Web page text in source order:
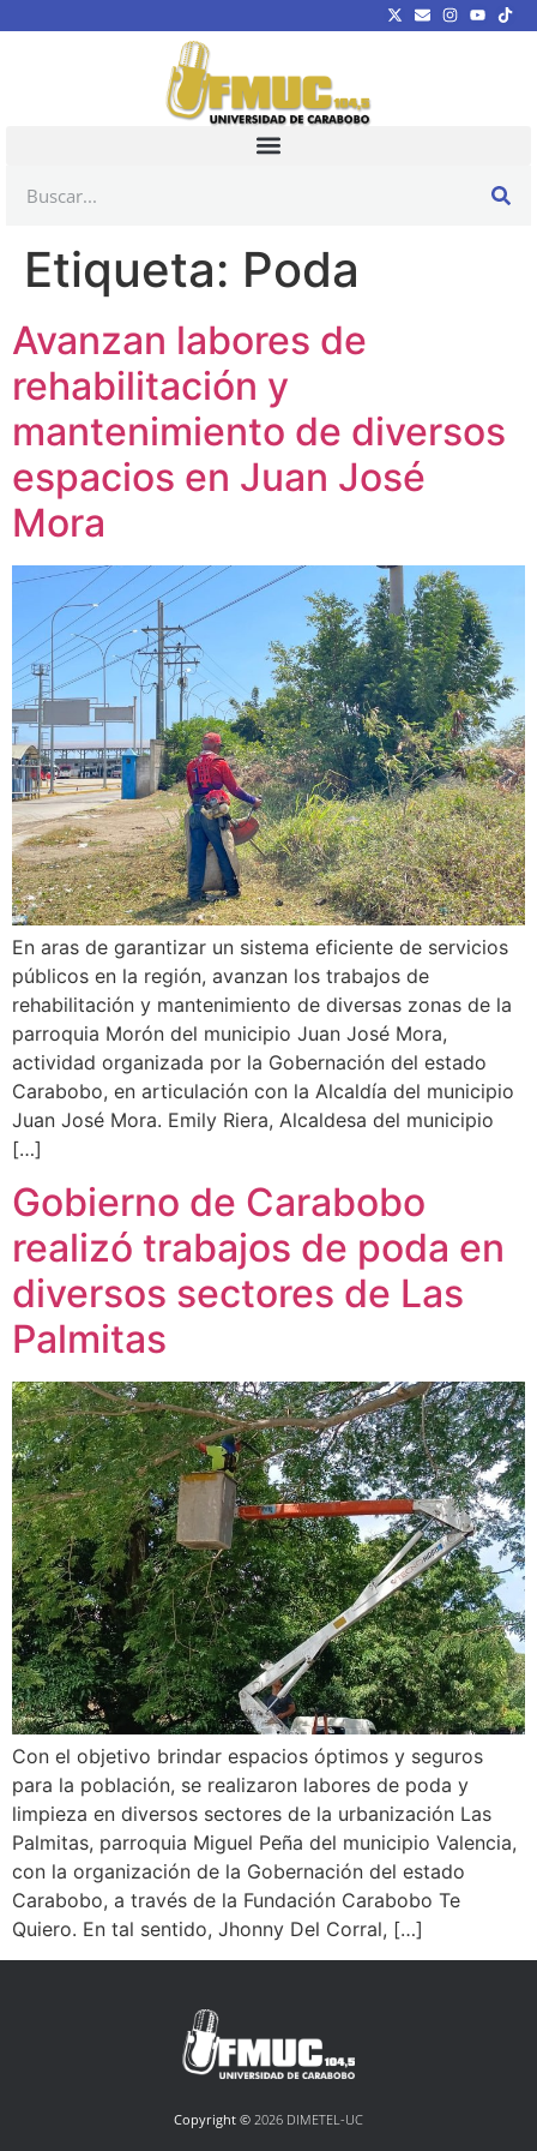
Etiqueta: Poda
Avanzan labores de
rehabilitación y
mantenimiento de diversos
espacios en Juan José
Mora
En aras de garantizar un sistema eficiente de servicios
públicos en la región, avanzan los trabajos de
rehabilitación y mantenimiento de diversas zonas de la
parroquia Morón del municipio Juan José Mora,
actividad organizada por la Gobernación del estado
Carabobo, en articulación con la Alcaldía del municipio
Juan José Mora. Emily Riera, Alcaldesa del municipio
[…]
Gobierno de Carabobo
realizó trabajos de poda en
diversos sectores de Las
Palmitas
Con el objetivo brindar espacios óptimos y seguros
para la población, se realizaron labores de poda y
limpieza en diversos sectores de la urbanización Las
Palmitas, parroquia Miguel Peña del municipio Valencia,
con la organización de la Gobernación del estado
Carabobo, a través de la Fundación Carabobo Te
Quiero. En tal sentido, Jhonny Del Corral, […]
Copyright © 2026 DIMETEL-UC